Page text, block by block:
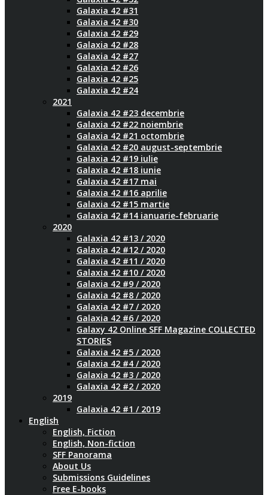
Galaxia 42 #31
Galaxia 42 #30
Galaxia 42 #29
Galaxia 42 #28
Galaxia 42 #27
Galaxia 42 #26
Galaxia 42 #25
Galaxia 42 #24
2021
Galaxia 42 #23 decembrie
Galaxia 42 #22 noiembrie
Galaxia 42 #21 octombrie
Galaxia 42 #20 august-septembrie
Galaxia 42 #19 iulie
Galaxia 42 #18 iunie
Galaxia 42 #17 mai
Galaxia 42 #16 aprilie
Galaxia 42 #15 martie
Galaxia 42 #14 ianuarie-februarie
2020
Galaxia 42 #13 / 2020
Galaxia 42 #12 / 2020
Galaxia 42 #11 / 2020
Galaxia 42 #10 / 2020
Galaxia 42 #9 / 2020
Galaxia 42 #8 / 2020
Galaxia 42 #7 / 2020
Galaxia 42 #6 / 2020
Galaxy 42 Online SFF Magazine COLLECTED
STORIES
Galaxia 42 #5 / 2020
Galaxia 42 #4 / 2020
Galaxia 42 #3 / 2020
Galaxia 42 #2 / 2020
2019
Galaxia 42 #1 / 2019
English
English, Fiction
English, Non-fiction
SFF Panorama
About Us
Submissions Guidelines
Free E-books